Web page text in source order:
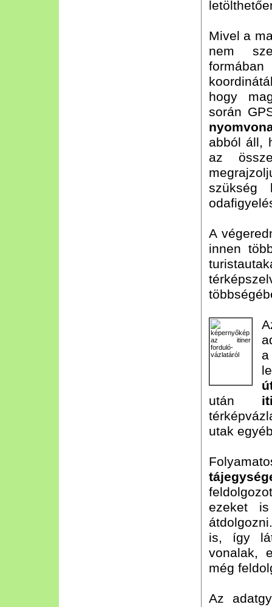
Mivel a
nem
hogy
során
abból áll,
az
szükség
A
innen
után
utak
ezeket is
is, így
vonalak,
még
Az